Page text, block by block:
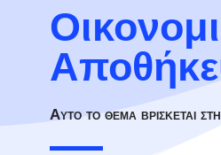
Αυτό το θέμα βρίσκεται